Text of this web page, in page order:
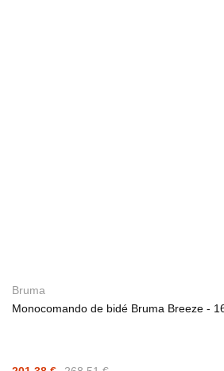
Bruma
Monocomando de bidé Bruma Breeze -